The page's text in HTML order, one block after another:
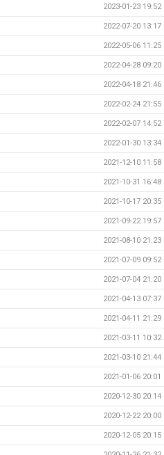
2023-01-23 19:52
2022-07-20 13:17
2022-05-06 11:25
2022-04-28 09:20
2022-04-18 21:46
2022-02-24 21:55
2022-02-07 14:52
2022-01-30 13:34
2021-12-10 11:58
2021-10-31 16:48
2021-10-17 20:35
2021-09-22 19:57
2021-08-10 21:23
2021-07-09 09:52
2021-07-04 21:20
2021-04-13 07:37
2021-04-11 21:29
2021-03-11 10:32
2021-03-10 21:44
2021-01-06 20:01
2020-12-30 20:14
2020-12-22 20:00
2020-12-05 20:15